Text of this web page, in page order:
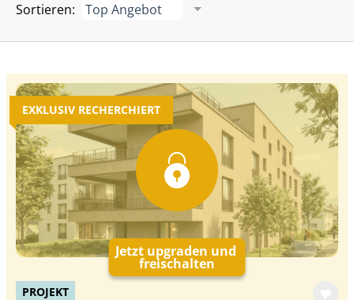
Sortieren: Top Angebot
EXKLUSIV RECHERCHIERT
Jetzt upgraden und
freischalten
PROJEKT